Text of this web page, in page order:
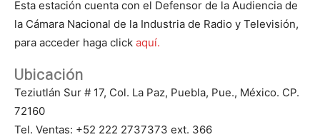
Esta estación cuenta con el Defensor de la Audiencia de
la Cámara Nacional de la Industria de Radio y Televisión,
para acceder haga click aquí.
Ubicación
Teziutlán Sur # 17, Col. La Paz, Puebla, Pue., México. CP.
72160
Tel. Ventas: +52 222 2737373 ext. 366